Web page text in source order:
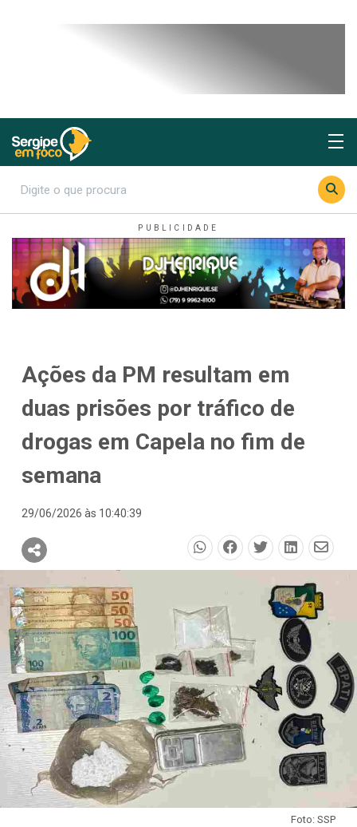
Ações da PM resultam em
duas prisões por tráfico de
drogas em Capela no fim de
semana
29/06/2026 às 10:40:39
Foto: SSP